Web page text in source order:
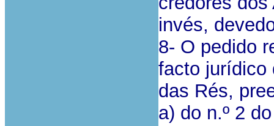
invés,
8- O pedido
facto jurídico
das Rés,
a) do n.º 2